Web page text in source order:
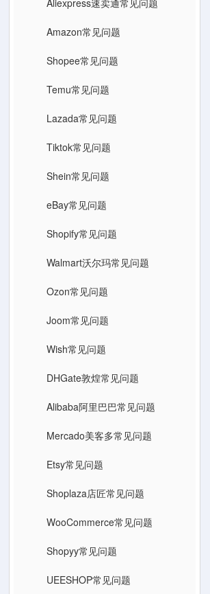
Amazon常见问题
Shopee常见问题
Temu常见问题
Lazada常见问题
Tiktok常见问题
Shein常见问题
eBay常见问题
Shopify常见问题
Walmart沃尔玛常见问题
Ozon常见问题
Joom常见问题
Wish常见问题
DHGate敦煌常见问题
Alibaba阿里巴巴常见问题
Mercado美客多常见问题
Etsy常见问题
Shoplaza店匠常见问题
WooCommerce常见问题
Shopyy常见问题
UEESHOP常见问题